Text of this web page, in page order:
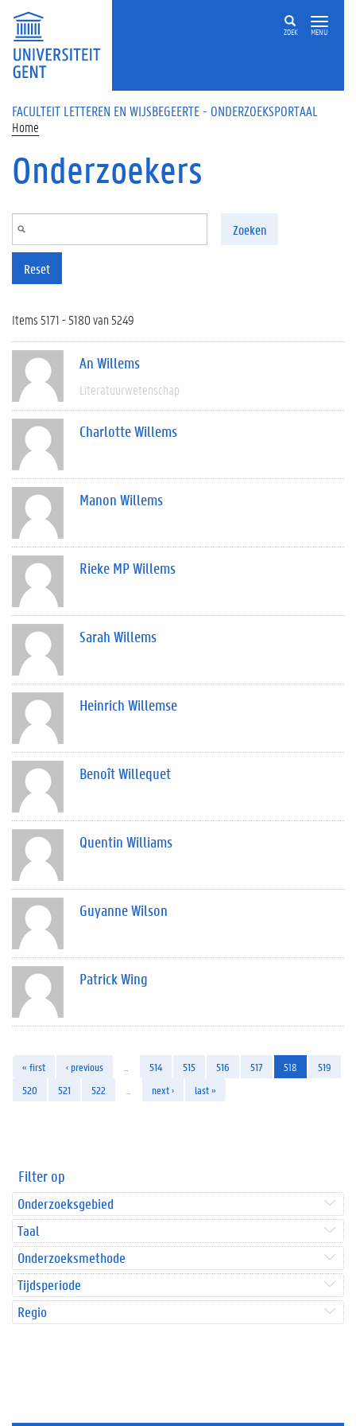
Overslaan en naar de inhoud gaan
ZOEK MENU
FACULTEIT LETTEREN EN WIJSBEGEERTE - ONDERZOEKSPORTAAL
Home
Onderzoekers
Zoeken
Reset
Items 5171 - 5180 van 5249
An Willems
Literatuurwetenschap
Charlotte Willems
Manon Willems
Rieke MP Willems
Sarah Willems
Heinrich Willemse
Benoît Willequet
Quentin Williams
Guyanne Wilson
Patrick Wing
« first ‹ previous 514 515 516 517 518
519
520
521 522 next › last »
Filter op
Onderzoeksgebied
Taal
Onderzoeksmethode
Tijdsperiode
Regio